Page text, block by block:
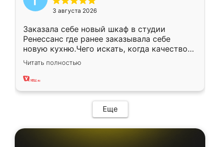
3 августа 2026
Заказала себе новый шкаф в студии
Ренессанс где ранее заказывала себе
новую кухню.Чего искать, когда качеством
вполне довольна. Служит кухня уже почти
два года, нареканий нет.
Читать полностью
Еще